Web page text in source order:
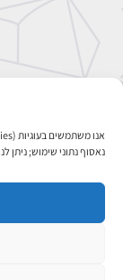
נאסוף נתוני שימוש;